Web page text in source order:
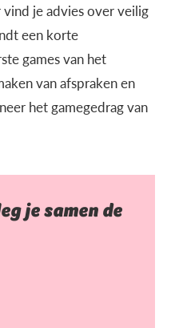
vind je advies over veilig
een korte
games van het
van afspraken en
het gamegedrag van
je samen de